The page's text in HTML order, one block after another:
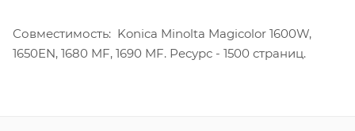
Совместимость: Konica Minolta Magicolor 1600W,
1650EN, 1680 MF, 1690 MF. Ресурс - 1500 страниц.